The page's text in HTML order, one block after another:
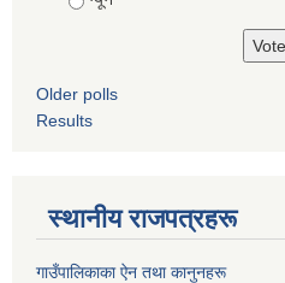
Older polls
Results
स्थानीय राजपत्रहरू
गाउँपालिकाका ऐन तथा कानुनहरू